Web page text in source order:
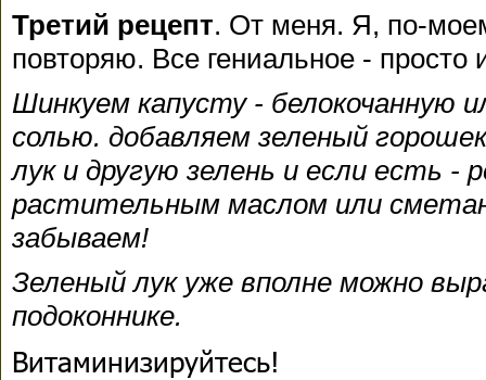
Третий рецепт. От меня. Я, по-
повторяю. Все гениальное - просто
Шинкуем капусту - белокочанную
солью. добавляем зеленый
лук и другую зелень и если есть -
растительным маслом или
забываем!
Зеленый лук уже вполне можно
подоконнике.
Витаминизируйтесь!